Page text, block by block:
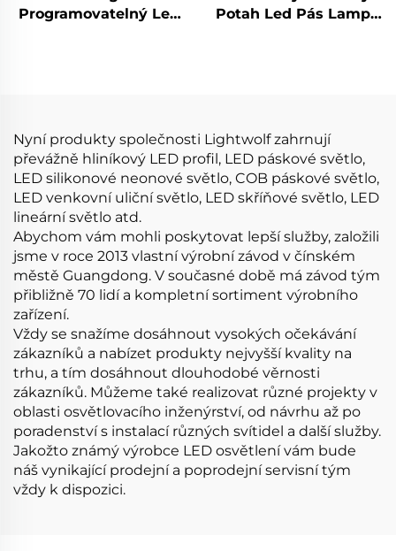
Programovatelný Led
Jasný Led Pás Rgbw
Potah Led Pás Lampy
Nyní produkty společnosti Lightwolf zahrnují
převážně hliníkový LED profil, LED páskové světlo,
LED silikonové neonové světlo, COB páskové světlo,
LED venkovní uliční světlo, LED skříňové světlo, LED
lineární světlo atd.
Abychom vám mohli poskytovat lepší služby, založili
jsme v roce 2013 vlastní výrobní závod v čínském
městě Guangdong. V současné době má závod tým
přibližně 70 lidí a kompletní sortiment výrobního
zařízení.
Vždy se snažíme dosáhnout vysokých očekávání
zákazníků a nabízet produkty nejvyšší kvality na
trhu, a tím dosáhnout dlouhodobé věrnosti
zákazníků. Můžeme také realizovat různé projekty v
oblasti osvětlovacího inženýrství, od návrhu až po
poradenství s instalací různých svítidel a další služby.
Jakožto známý výrobce LED osvětlení vám bude
náš vynikající prodejní a poprodejní servisní tým
vždy k dispozici.